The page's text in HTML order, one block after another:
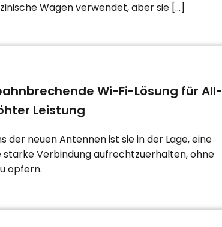
Wagen verwendet, aber sie […]
Wi-Fi-Lösung für All-
Leistung
der neuen Antennen ist sie in der Lage, eine
starke Verbindung aufrechtzuerhalten, ohne
opfern.